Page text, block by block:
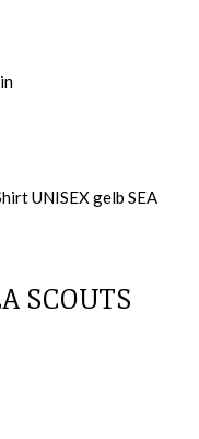
UNISEX gelb SEA
SCOUTS